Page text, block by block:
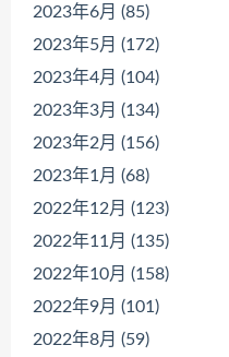
2023年6月 (85)
2023年5月 (172)
2023年4月 (104)
2023年3月 (134)
2023年2月 (156)
2023年1月 (68)
2022年12月 (123)
2022年11月 (135)
2022年10月 (158)
2022年9月 (101)
2022年8月 (59)